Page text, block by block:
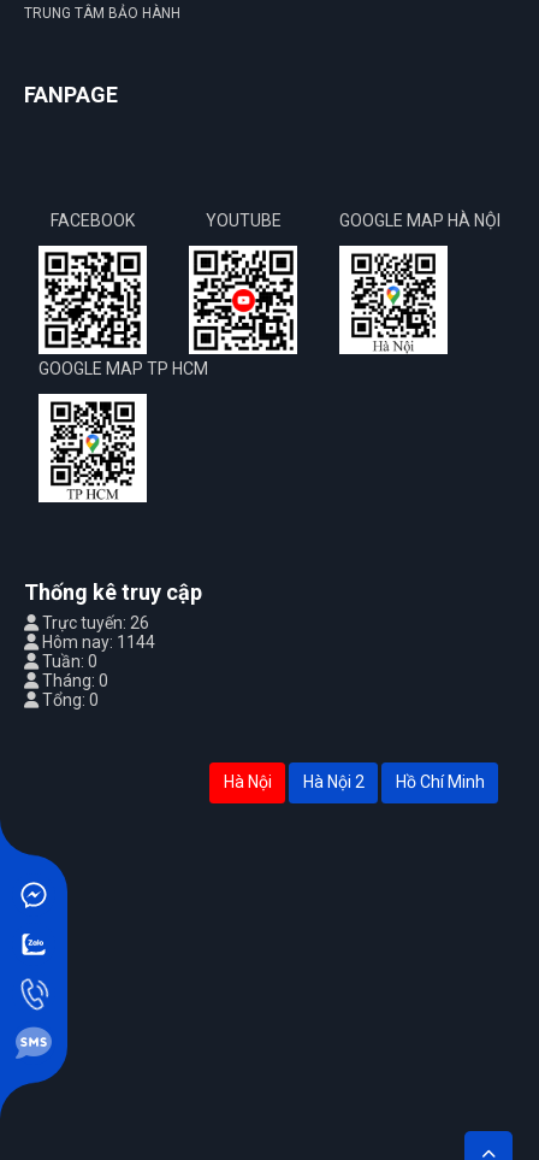
TRUNG TÂM BẢO HÀNH
FANPAGE
FACEBOOK YOUTUBE GOOGLE MAP HÀ NỘI
GOOGLE MAP TP HCM
Thống kê truy cập
Trực tuyến: 26
Hôm nay: 1144
Tuần: 0
Tháng: 0
Tổng: 0
Hà Nội Hà Nội 2 Hồ Chí Minh